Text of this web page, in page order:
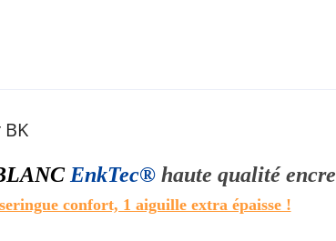
EnkTec® haute qualitéencre
confort, 1 aiguille extra épaisse !